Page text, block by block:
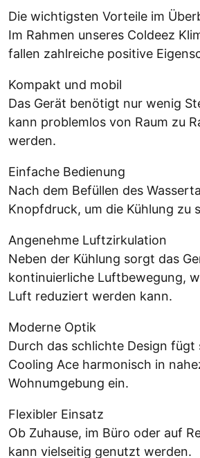
Die wichtigsten Vorteile im
Im Rahmen unseres Coldeez
fallen zahlreiche positive
Kompakt und mobil
Das Gerät benötigt nur wenig
kann problemlos von Raum zu
werden.
Einfache Bedienung
Nach dem Befüllen des
Knopfdruck, um die Kühlung zu
Angenehme Luftzirkulation
Neben der Kühlung sorgt das
kontinuierliche Luftbewegung,
Luft reduziert werden kann.
Moderne Optik
Durch das schlichte Design fügt
Cooling Ace harmonisch in
Wohnumgebung ein.
Flexibler Einsatz
Ob Zuhause, im Büro oder auf
kann vielseitig genutzt werden.